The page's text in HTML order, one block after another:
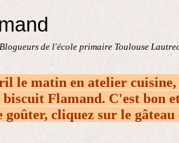
de l'école primaire Toulouse
le matin en atelier cuisine,
biscuit Flamand. C'est bon
goûter, cliquez sur le gâteau